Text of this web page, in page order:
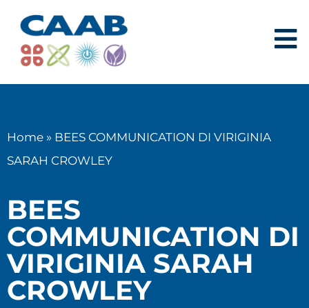
Home » BEES COMMUNICATION DI VIRIGINIA
SARAH CROWLEY
BEES
COMMUNICATION DI
VIRIGINIA SARAH
CROWLEY